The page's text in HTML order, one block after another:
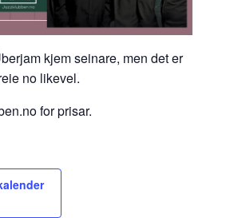
kjem seinare, men det er
no likevel.
for prisar.